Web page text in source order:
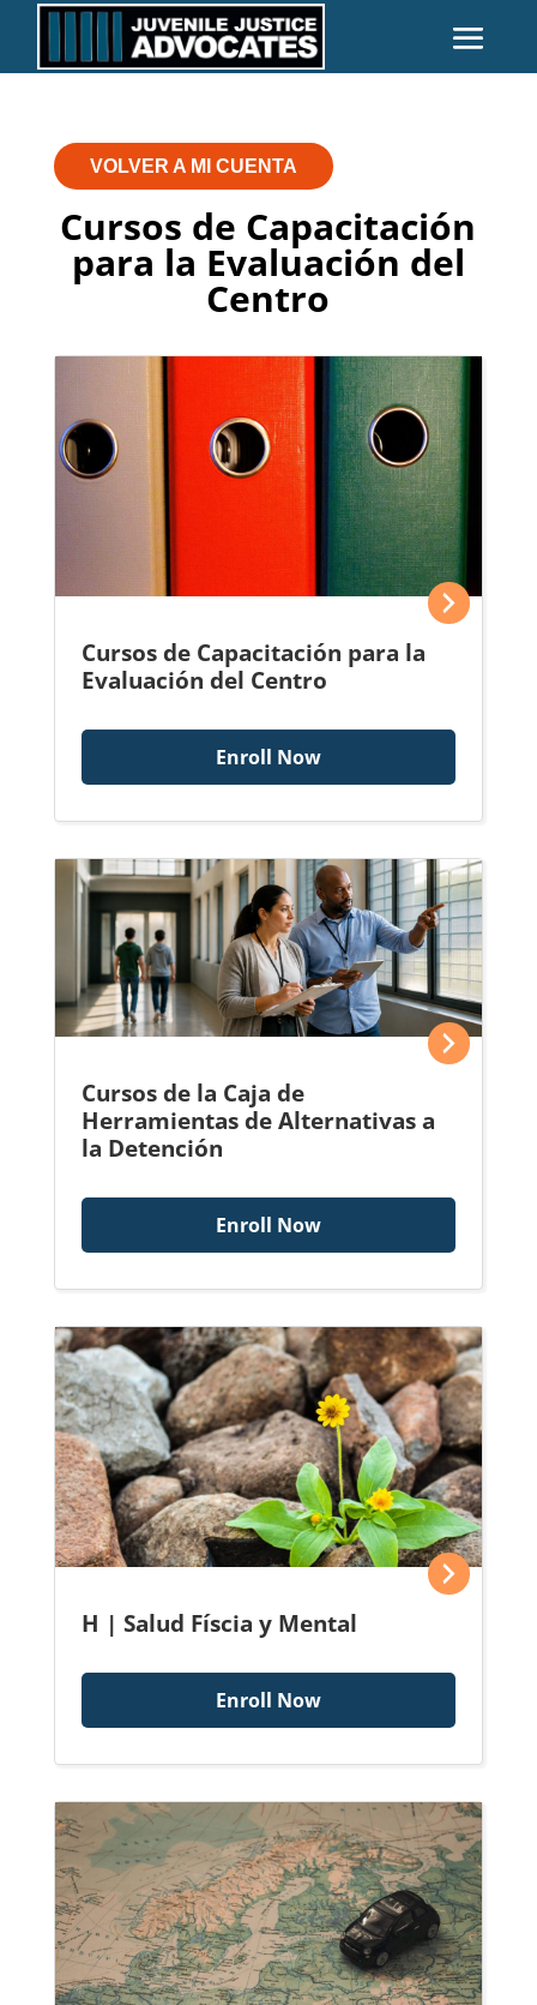
VOLVER A MI CUENTA
Cursos de Capacitación
para la Evaluación del
Centro
Cursos de Capacitación para la
Evaluación del Centro
Enroll Now
Cursos de la Caja de
Herramientas de Alternativas a
la Detención
Enroll Now
H | Salud Físcia y Mental
Enroll Now